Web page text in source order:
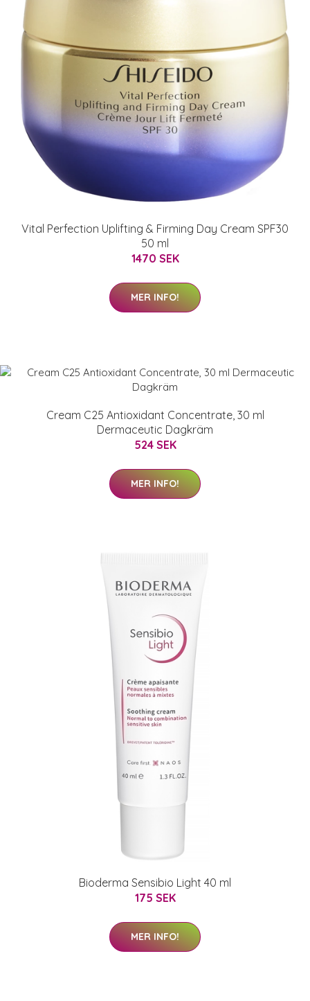
Vital Perfection Uplifting & Firming Day Cream SPF30
50 ml
1470 SEK
MER INFO!
Cream C25 Antioxidant Concentrate, 30 ml
Dermaceutic Dagkräm
524 SEK
MER INFO!
Bioderma Sensibio Light 40 ml
175 SEK
MER INFO!